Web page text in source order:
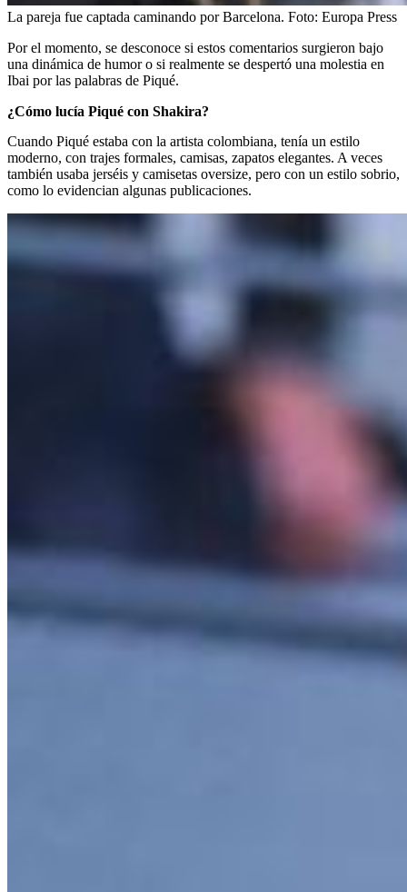
La pareja fue captada caminando por Barcelona. Foto: Europa Press
Por el momento, se desconoce si estos comentarios surgieron bajo
una dinámica de humor o si realmente se despertó una molestia en
Ibai por las palabras de Piqué.
¿Cómo lucía Piqué con Shakira?
Cuando Piqué estaba con la artista colombiana, tenía un estilo
moderno, con trajes formales, camisas, zapatos elegantes. A veces
también usaba jerséis y camisetas oversize, pero con un estilo sobrio,
como lo evidencian algunas publicaciones.